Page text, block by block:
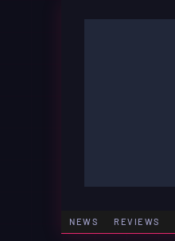
NEWS REVIEWS